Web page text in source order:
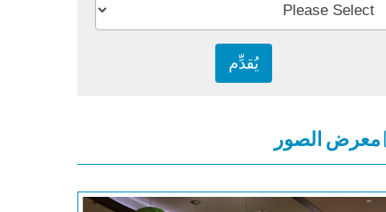
معرض الصور